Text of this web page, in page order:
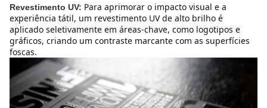
Revestimento UV: Para aprimorar o impacto visual e a
experiência tátil, um revestimento UV de alto brilho é
aplicado seletivamente em áreas-chave, como logotipos e
gráficos, criando um contraste marcante com as superfícies
foscas.